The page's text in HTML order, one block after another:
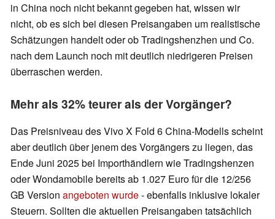
in China noch nicht bekannt gegeben hat, wissen wir
nicht, ob es sich bei diesen Preisangaben um realistische
Schätzungen handelt oder ob Tradingshenzhen und Co.
nach dem Launch noch mit deutlich niedrigeren Preisen
überraschen werden.
Mehr als 32% teurer als der Vorgänger?
Das Preisniveau des Vivo X Fold 6 China-Modells scheint
aber deutlich über jenem des Vorgängers zu liegen, das
Ende Juni 2025 bei Importhändlern wie Tradingshenzen
oder Wondamobile bereits ab 1.027 Euro für die 12/256
GB Version angeboten wurde- ebenfalls inklusive lokaler
Steuern. Sollten die aktuellen Preisangaben tatsächlich